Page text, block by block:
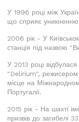
У 1996 році між
що сприяє уникненню
2006 рік - У
станція під назвою
У 2013 році
"Delirium", режисером
місце на
Португалії.
2015 рік - На шахті
призвів до загибелі 33